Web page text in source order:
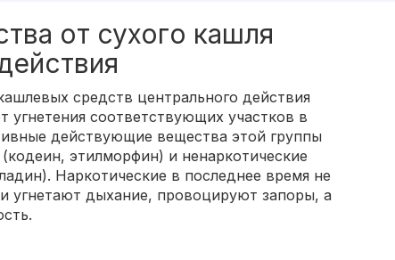
от сухого кашля
средств центрального действия
угнетения соответствующих участков в
действующие вещества этой группы
этилморфин) и ненаркотические
Наркотические в последнее время не
угнетают дыхание, провоцируют запоры, а